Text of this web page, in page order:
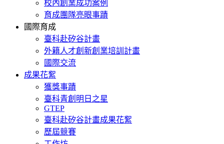
校內創業成功案例
育成團隊亮眼事蹟
國際育成
臺科赴矽谷計畫
外籍人才創新創業培訓計畫
國際交流
成果花絮
獲獎事蹟
臺科青創明日之星
GTEP
臺科赴矽谷計畫成果花絮
歷屆競賽